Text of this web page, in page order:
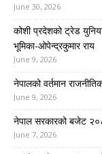
June 30, 2026
कोशी प्रदेशको ट्रेड
भूमिका-ओपेन्द्रकुमार राय
June 9, 2026
नेपालको वर्तमान
June 9, 2026
नेपाल सरकारको बजेट
June 7, 2026